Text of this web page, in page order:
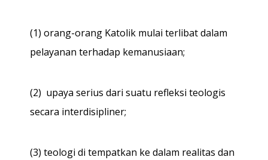
(1) orang-orang Katolik mulai terlibat dalam
pelayanan terhadap kemanusiaan;
(2) upaya serius dari suatu refleksi teologis
secara interdisipliner;
(3) teologi di tempatkan ke dalam realitas dan